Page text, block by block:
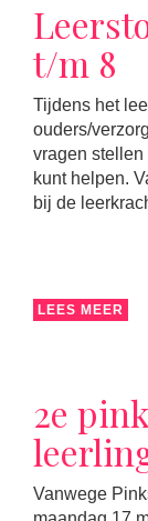
t/m 8
Tijdens het
ouders/
vragen stellen
kunt helpen.
bij de
LEES MEER
2e
Vanwege